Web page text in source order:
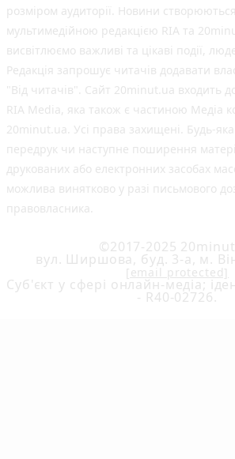
розміром аудиторії. Новини
мультимедійною редакцією RIA та
висвітлюємо важливі та цікаві події,
Редакція запрошує читачів додавати
"Від читачів". Сайт 20minut.ua входить
RIA Media, яка також є частиною Медіа
20minut.ua. Усі права захищені. Будь-
передрук чи наступне поширення
друкованих або електронних засобах
можлива винятково у разі письмового
правовласника.
©2017-2025
вул. Ширшова, буд. 3-а, м.
[email protected]
Cуб'єкт у сфері онлайн-медіа;
- R40-02726.